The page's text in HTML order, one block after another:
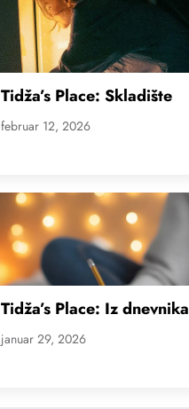
Tidža’s Place: Skladište
februar 12, 2026
Tidža’s Place: Iz dnevnika
januar 29, 2026